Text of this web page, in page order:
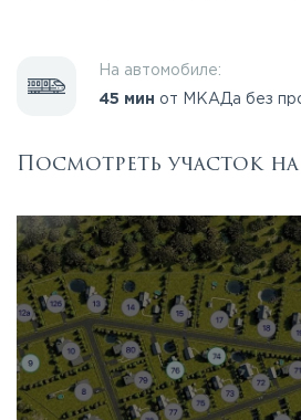
На автомобиле:
45 мин от МКАДа без
Посмотреть участок